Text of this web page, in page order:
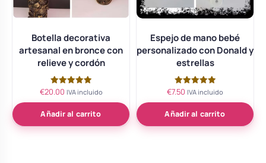
Botella decorativa
artesanal en bronce con
relieve y cordón
Valorado
5.00
de 5
€20.00 IVA incluido
Añadir al carrito
Espejo de mano bebé
personalizado con Donald y
estrellas
Valorado
5.00
de 5
€7.50 IVA incluido
Añadir al carrito